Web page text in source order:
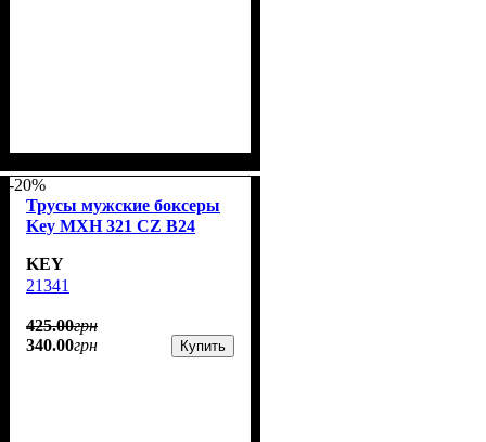
-20%
Трусы мужские боксеры
Key MXH 321 CZ B24
KEY
21341
425.00грн
340.00грн Купить